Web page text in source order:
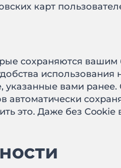
карт
сохраняются
использования
указанные вами
автоматически
это. Даже без